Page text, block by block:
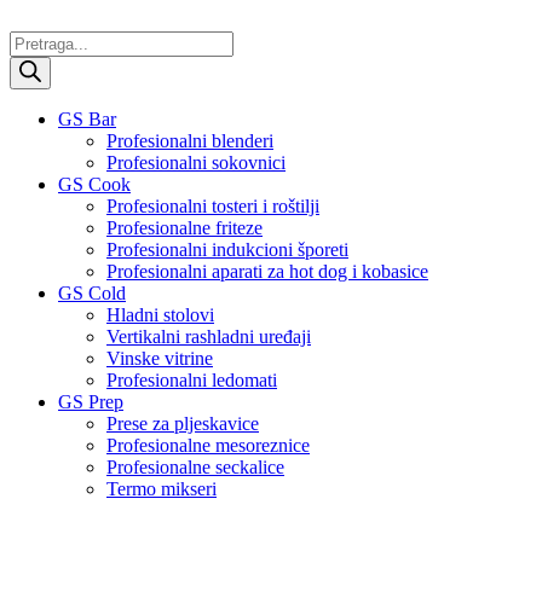
na
sadržaj
Products
search
GS Bar
Profesionalni blenderi
Profesionalni sokovnici
GS Cook
Profesionalni tosteri i roštilji
Profesionalne friteze
Profesionalni indukcioni šporeti
Profesionalni aparati za hot dog i kobasice
GS Cold
Hladni stolovi
Vertikalni rashladni uređaji
Vinske vitrine
Profesionalni ledomati
GS Prep
Prese za pljeskavice
Profesionalne mesoreznice
Profesionalne seckalice
Termo mikseri